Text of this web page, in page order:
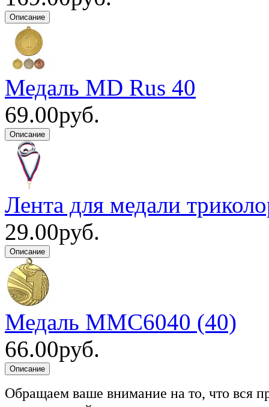
Медаль MD Rus 40
69.00руб.
Лента для медали
29.00руб.
Медаль MMC6040 (40)
66.00руб.
Обращаем ваше внимание на то, что вся